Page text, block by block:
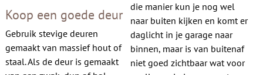
Koop een goede deur
Gebruik stevige deuren
gemaakt van massief hout of
staal. Als de deur is gemaakt
die manier kun je nog wel
naar buiten kijken en komt er
daglicht in je garage naar
binnen, maar is van buitenaf
niet goed zichtbaar wat voor